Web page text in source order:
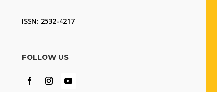
ISSN: 2532-4217
FOLLOW US